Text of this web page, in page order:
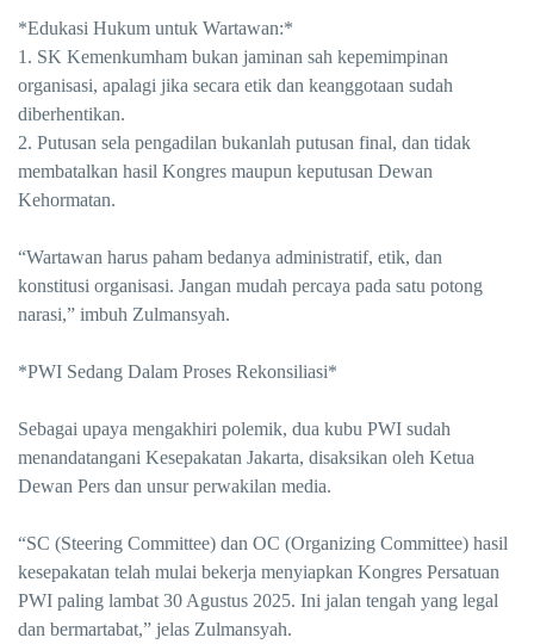
*Edukasi Hukum untuk Wartawan:*
1. SK Kemenkumham bukan jaminan sah kepemimpinan
organisasi, apalagi jika secara etik dan keanggotaan sudah
diberhentikan.
2. Putusan sela pengadilan bukanlah putusan final, dan tidak
membatalkan hasil Kongres maupun keputusan Dewan
Kehormatan.
“Wartawan harus paham bedanya administratif, etik, dan
konstitusi organisasi. Jangan mudah percaya pada satu potong
narasi,” imbuh Zulmansyah.
*PWI Sedang Dalam Proses Rekonsiliasi*
Sebagai upaya mengakhiri polemik, dua kubu PWI sudah
menandatangani Kesepakatan Jakarta, disaksikan oleh Ketua
Dewan Pers dan unsur perwakilan media.
“SC (Steering Committee) dan OC (Organizing Committee) hasil
kesepakatan telah mulai bekerja menyiapkan Kongres Persatuan
PWI paling lambat 30 Agustus 2025. Ini jalan tengah yang legal
dan bermartabat,” jelas Zulmansyah.